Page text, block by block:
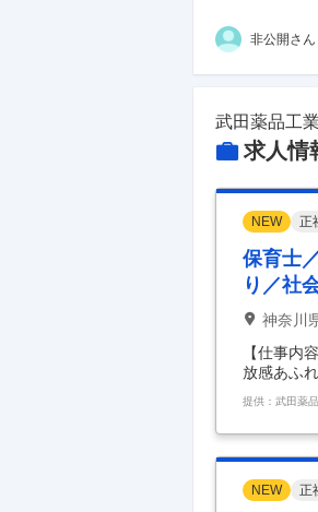
非公開さん
武田薬品工
求人情
NEW 正
保育士
り／社
神奈川
【仕事内
放感あふ
戸外遊び
み ・夜勤
で、安心
提供：武田薬
NEW 正